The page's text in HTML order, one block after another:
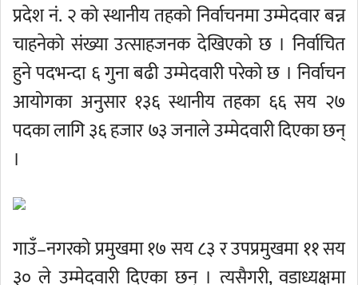
प्रदेश नं. २ को स्थानीय तहको निर्वाचनमा उम्मेदवार बन्न
चाहनेको संख्या उत्साहजनक देखिएको छ । निर्वाचित
हुने पदभन्दा ६ गुना बढी उम्मेदवारी परेको छ । निर्वाचन
आयोगका अनुसार १३६ स्थानीय तहका ६६ सय २७
पदका लागि ३६ हजार ७३ जनाले उम्मेदवारी दिएका छन्
।
गाउँ–नगरको प्रमुखमा १७ सय ८३ र उपप्रमुखमा ११ सय
३० ले उम्मेदवारी दिएका छन् । त्यसैगरी, वडाध्यक्षमा